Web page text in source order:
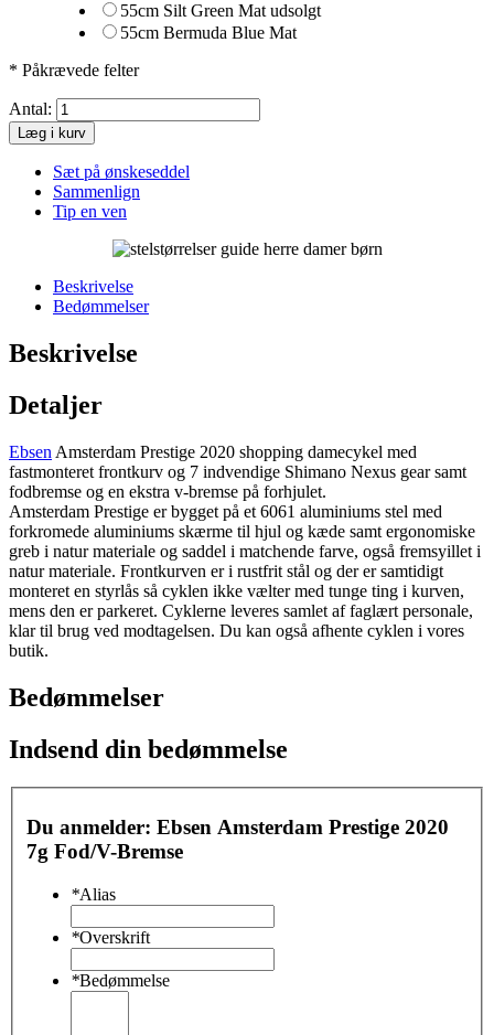
55cm Silt Green Mat udsolgt
55cm Bermuda Blue Mat
* Påkrævede felter
Antal:
Læg i kurv
Sæt på ønskeseddel
Sammenlign
Tip en ven
Beskrivelse
Bedømmelser
Beskrivelse
Detaljer
Ebsen Amsterdam Prestige 2020 shopping damecykel med
fastmonteret frontkurv og 7 indvendige Shimano Nexus gear samt
fodbremse og en ekstra v-bremse på forhjulet.
Amsterdam Prestige er bygget på et 6061 aluminiums stel med
forkromede aluminiums skærme til hjul og kæde samt ergonomiske
greb i natur materiale og saddel i matchende farve, også fremsyillet i
natur materiale. Frontkurven er i rustfrit stål og der er samtidigt
monteret en styrlås så cyklen ikke vælter med tunge ting i kurven,
mens den er parkeret. Cyklerne leveres samlet af faglært personale,
klar til brug ved modtagelsen. Du kan også afhente cyklen i vores
butik.
Bedømmelser
Indsend din bedømmelse
Du anmelder: Ebsen Amsterdam Prestige 2020
7g Fod/V-Bremse
*Alias
*Overskrift
*Bedømmelse